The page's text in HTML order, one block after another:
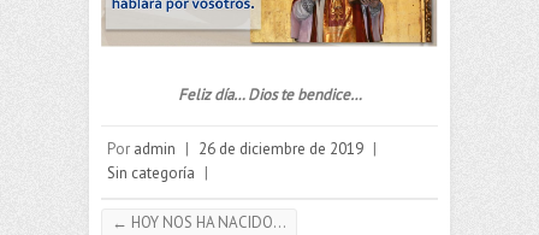
Feliz día… Dios te bendice…
Por admin | 26 de diciembre de 2019 |
Sin categoría |
← HOY NOS HA NACIDO…